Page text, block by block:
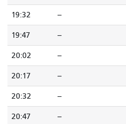
19:32 --
19:47 --
20:02 --
20:17 --
20:32 --
20:47 --